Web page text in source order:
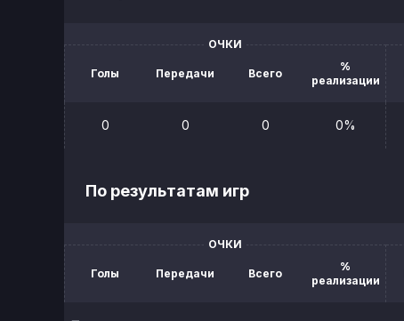
ОЧКИ
Голы Передачи Всего
%
реализации
0 0 0 0%
По результатам игр
ОЧКИ
Голы Передачи Всего
%
реализации